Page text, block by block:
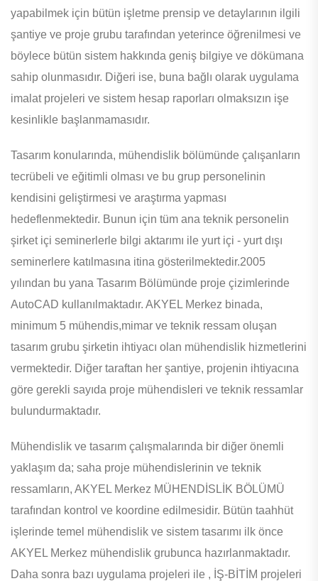
yapabilmek için bütün işletme prensip ve detaylarının ilgili
şantiye ve proje grubu tarafından yeterince öğrenilmesi ve
böylece bütün sistem hakkında geniş bilgiye ve dökümana
sahip olunmasıdır. Diğeri ise, buna bağlı olarak uygulama
imalat projeleri ve sistem hesap raporları olmaksızın işe
kesinlikle başlanmamasıdır.
Tasarım konularında, mühendislik bölümünde çalışanların
tecrübeli ve eğitimli olması ve bu grup personelinin
kendisini geliştirmesi ve araştırma yapması
hedeflenmektedir. Bunun için tüm ana teknik personelin
şirket içi seminerlerle bilgi aktarımı ile yurt içi - yurt dışı
seminerlere katılmasına itina gösterilmektedir.2005
yılından bu yana Tasarım Bölümünde proje çizimlerinde
AutoCAD kullanılmaktadır. AKYEL Merkez binada,
minimum 5 mühendis,mimar ve teknik ressam oluşan
tasarım grubu şirketin ihtiyacı olan mühendislik hizmetlerini
vermektedir. Diğer taraftan her şantiye, projenin ihtiyacına
göre gerekli sayıda proje mühendisleri ve teknik ressamlar
bulundurmaktadır.
Mühendislik ve tasarım çalışmalarında bir diğer önemli
yaklaşım da; saha proje mühendislerinin ve teknik
ressamların, AKYEL Merkez MÜHENDİSLİK BÖLÜMÜ
tarafından kontrol ve koordine edilmesidir. Bütün taahhüt
işlerinde temel mühendislik ve sistem tasarımı ilk önce
AKYEL Merkez mühendislik grubunca hazırlanmaktadır.
Daha sonra bazı uygulama projeleri ile , İŞ-BİTİM projeleri